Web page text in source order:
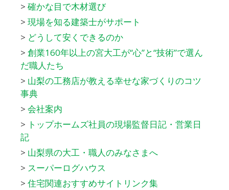
> 確かな目で木材選び
> 現場を知る建築士がサポート
> どうして安くできるのか
> 創業160年以上の宮大工が“心”と“技術”で選ん
だ職人たち
> 山梨の工務店が教える幸せな家づくりのコツ
事典
> 会社案内
> トップホームズ社員の現場監督日記・営業日
記
> 山梨県の大工・職人のみなさまへ
> スーパーログハウス
> 住宅関連おすすめサイトリンク集